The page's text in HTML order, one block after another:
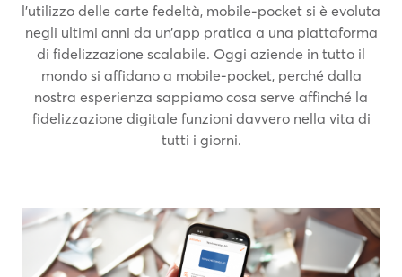
l’utilizzo delle carte fedeltà, mobile-pocket si è evoluta
negli ultimi anni da un’app pratica a una piattaforma
di fidelizzazione scalabile. Oggi aziende in tutto il
mondo si affidano a mobile-pocket, perché dalla
nostra esperienza sappiamo cosa serve affinché la
fidelizzazione digitale funzioni davvero nella vita di
tutti i giorni.